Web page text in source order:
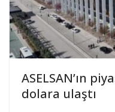
ASELSAN’ın
dolara ulaştı